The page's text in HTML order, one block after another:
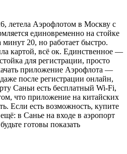
летела Аэрофлотом в Москву с
единовременно на стойке
20, но работает быстро.
картой, всё ок. Единственное —
для регистрации, просто
приложение Аэрофлота —
после регистрации онлайн,
Саньи есть бесплатный Wi-Fi,
что приложение на китайских
Если есть возможность, купите
в Санье на входе в аэропорт
готовы показать